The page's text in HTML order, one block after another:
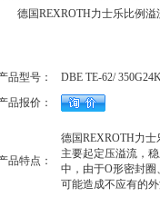
德国REXROTH力士乐比例溢
品型号：
DBE TE-62/
品报价：
品特点：
德国REXROTH力
主要起定压溢流，
中，由于O形密封
可能造成不应有的外